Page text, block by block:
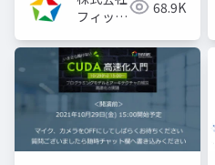
フィック
68.9K